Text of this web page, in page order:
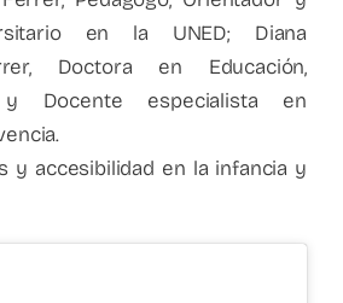
en la UNED; Diana
Doctora en Educación,
y Docente especialista en
y accesibilidad en la infancia y